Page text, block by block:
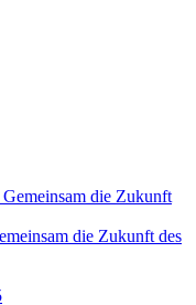
die Zukunft des